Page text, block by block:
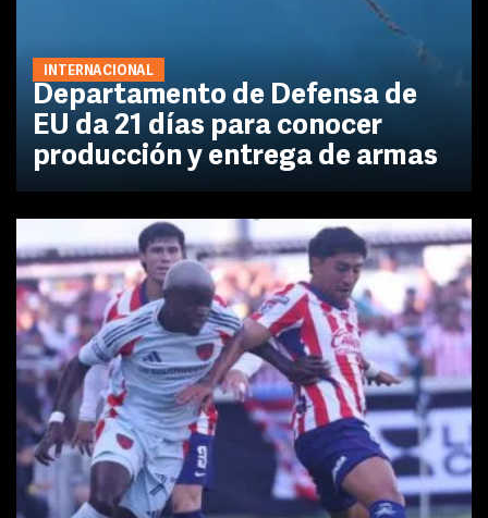
INTERNACIONAL
Departamento de Defensa de
EU da 21 días para conocer
producción y entrega de armas